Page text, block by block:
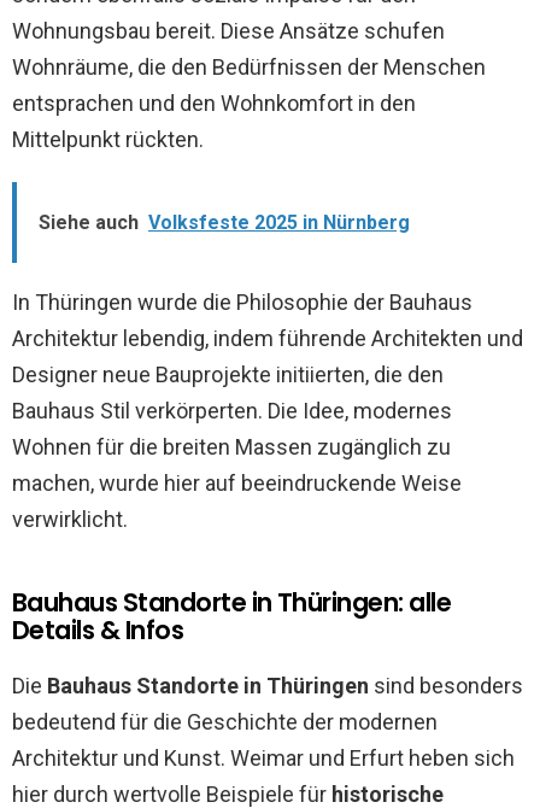
Wohnungsbau bereit. Diese Ansätze schufen
Wohnräume, die den Bedürfnissen der Menschen
entsprachen und den Wohnkomfort in den
Mittelpunkt rückten.
Siehe auch Volksfeste 2025 in Nürnberg
In Thüringen wurde die Philosophie der Bauhaus
Architektur lebendig, indem führende Architekten und
Designer neue Bauprojekte initiierten, die den
Bauhaus Stil verkörperten. Die Idee, modernes
Wohnen für die breiten Massen zugänglich zu
machen, wurde hier auf beeindruckende Weise
verwirklicht.
Bauhaus Standorte in Thüringen: alle
Details & Infos
Die Bauhaus Standorte in Thüringen sind besonders
bedeutend für die Geschichte der modernen
Architektur und Kunst. Weimar und Erfurt heben sich
hier durch wertvolle Beispiele für historische